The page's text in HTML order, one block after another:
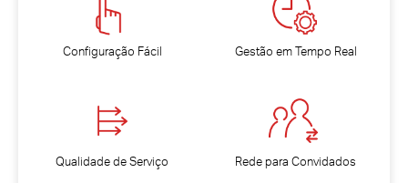
Configuração Fácil Gestão em Tempo Real
Qualidade de Serviço Rede para Convidados